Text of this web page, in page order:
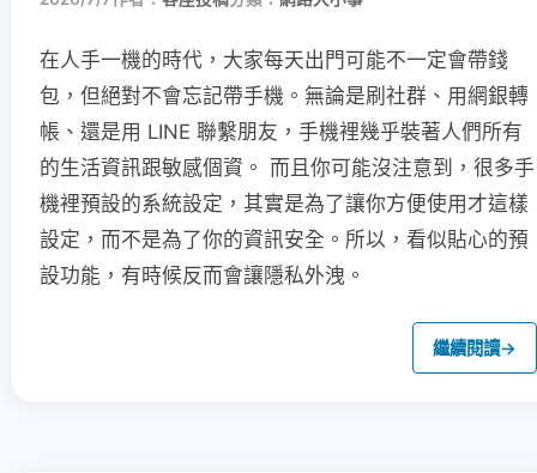
在人手一機的時代，大家每天出門可能不一定會帶錢
包，但絕對不會忘記帶手機。無論是刷社群、用網銀轉
帳、還是用 LINE 聯繫朋友，手機裡幾乎裝著人們所有
的生活資訊跟敏感個資。 而且你可能沒注意到，很多手
機裡預設的系統設定，其實是為了讓你方便使用才這樣
設定，而不是為了你的資訊安全。所以，看似貼心的預
設功能，有時候反而會讓隱私外洩。
繼續閱讀→